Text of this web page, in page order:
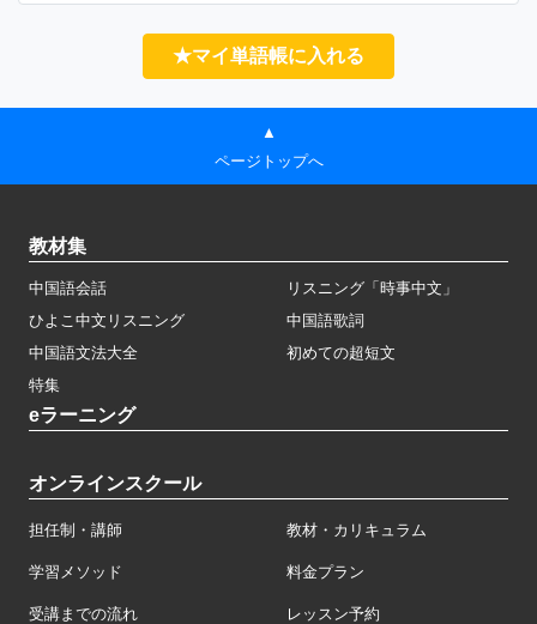
★マイ単語帳に入れる
▲
ページトップへ
教材集
中国語会話
リスニング「時事中文」
ひよこ中文リスニング
中国語歌詞
中国語文法大全
初めての超短文
特集
eラーニング
オンラインスクール
担任制・講師 教材・カリキュラム
学習メソッド 料金プラン
受講までの流れ レッスン予約